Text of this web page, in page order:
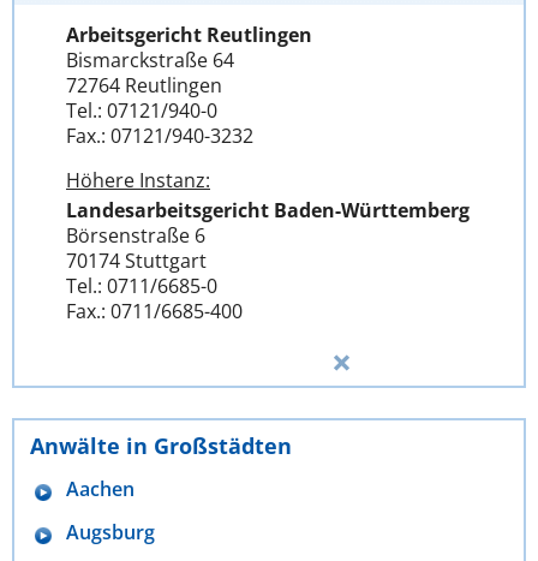
Arbeitsgericht Reutlingen
Bismarckstraße 64
72764 Reutlingen
Tel.: 07121/940-0
Fax.: 07121/940-3232
Höhere Instanz:
Landesarbeitsgericht Baden-Württemberg
Börsenstraße 6
70174 Stuttgart
Tel.: 0711/6685-0
Fax.: 0711/6685-400
Anwälte in Großstädten
Aachen
Augsburg